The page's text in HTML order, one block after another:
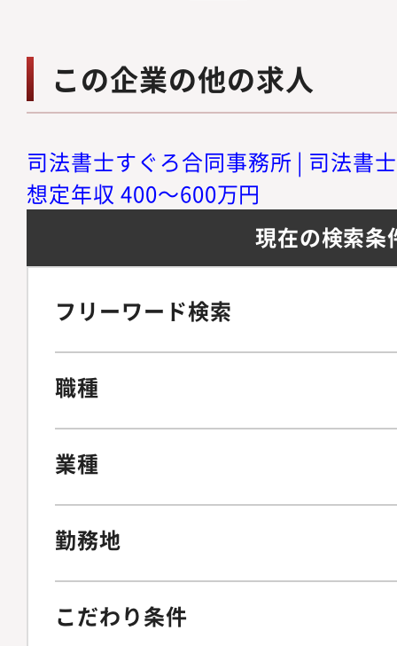
この企業の他の求人
司法書士すぐろ合同事務所 | 司法書
想定年収 400～600万円
現在の検索条
フリーワード検索
職種
業種
勤務地
こだわり条件